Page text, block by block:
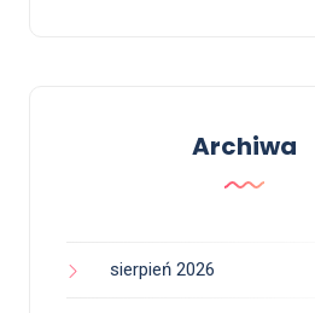
Archiwa
sierpień 2026